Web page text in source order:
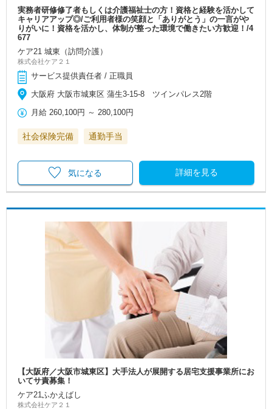
実務者研修修了者もしくは介護福祉士の方！資格と経験を活かして
キャリアアップ◎/ご利用者様の笑顔と「ありがとう」の一言がや
りがいに！資格を活かし、体制が整った環境で働きたい方歓迎！/4
677
ケア21 城東（訪問介護）
株式会社ケア２１
サービス提供責任者 / 正職員
大阪府 大阪市城東区 蒲生3-15-8 ツインパレス2階
月給 260,100円 ～ 280,100円
社会保険完備 通勤手当
詳細を見る
気になる
【大阪府／大阪市城東区】大手法人が展開する居宅支援事業所にお
いてサ責募集！
ケア21ふかえばし
株式会社ケア２１